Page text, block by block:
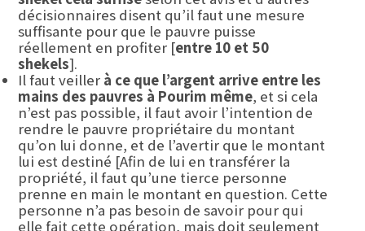
décisionnaires disent qu’il faut une mesure
suffisante pour que le pauvre puisse
réellement en profiter [entre 10 et 50
shekels].
Il faut veiller à ce que l’argent arrive entre les
mains des pauvres à Pourim même, et si cela
n’est pas possible, il faut avoir l’intention de
rendre le pauvre propriétaire du montant
qu’on lui donne, et de l’avertir que le montant
lui est destiné [Afin de lui en transférer la
propriété, il faut qu’une tierce personne
prenne en main le montant en question. Cette
personne n’a pas besoin de savoir pour qui
elle fait cette opération, mais doit seulement